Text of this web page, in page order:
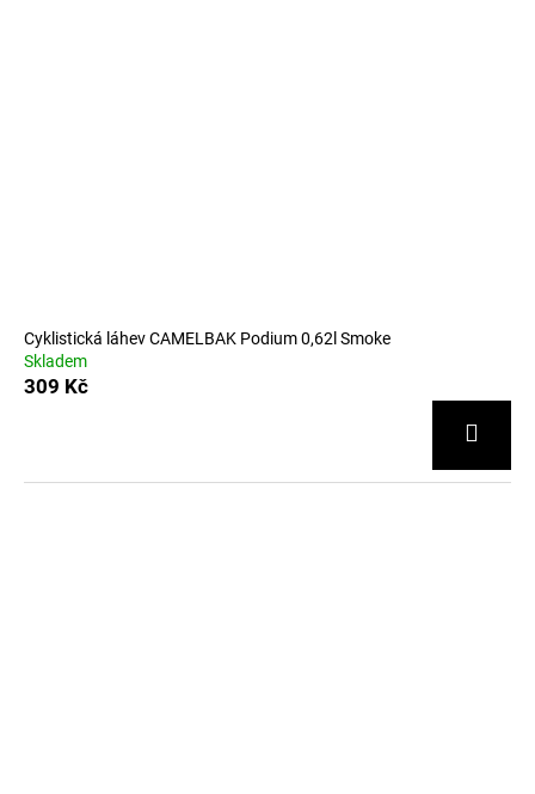
Cyklistická láhev CAMELBAK Podium 0,62l Smoke
Skladem
309 Kč